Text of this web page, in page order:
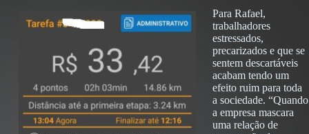
Para Rafael,
trabalhadores
estressados,
precarizados e que se
sentem descartáveis
acabam tendo um
efeito ruim para toda
a sociedade. “Quando
a empresa mascara
uma relação de